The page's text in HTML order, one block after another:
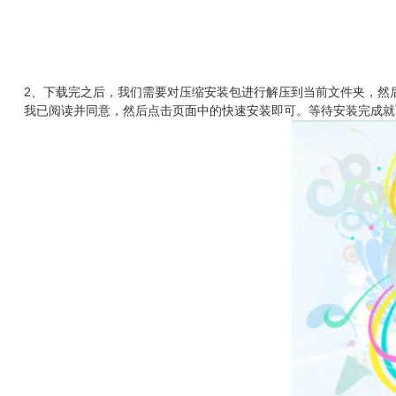
2、下载完之后，我们需要对压缩安装包进行解压到当前文件夹，
我已阅读并同意，然后点击页面中的快速安装即可。等待安装完成